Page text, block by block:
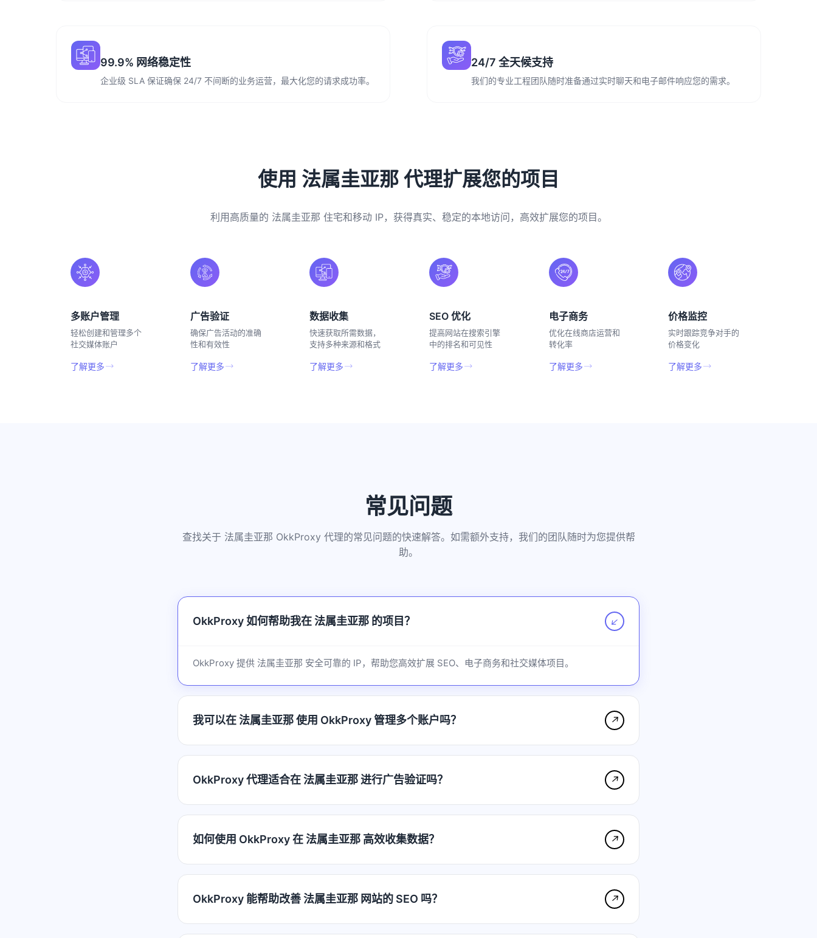
99.9% 网络稳定性
企业级 SLA 保证确保 24/7 不间断的业务运营，最大化您的请求成功率。
24/7 全天候支持
我们的专业工程团队随时准备通过实时聊天和电子邮件响应您的需求。
使用 法属圭亚那 代理扩展您的项目
利用高质量的 法属圭亚那 住宅和移动 IP，获得真实、稳定的本地访问，高效扩展您的项目。
多账户管理
轻松创建和管理多个
社交媒体账户
了解更多
广告验证
确保广告活动的准确
性和有效性
了解更多
数据收集
快速获取所需数据，
支持多种来源和格式
了解更多
SEO 优化
提高网站在搜索引擎
中的排名和可见性
了解更多
电子商务
优化在线商店运营和
转化率
了解更多
价格监控
实时跟踪竞争对手的
价格变化
了解更多
常见问题
查找关于 法属圭亚那 OkkProxy 代理的常见问题的快速解答。如需额外支持，我们的团队随时为您提供帮
助。
OkkProxy 如何帮助我在 法属圭亚那 的项目？ ↗
OkkProxy 提供 法属圭亚那 安全可靠的 IP，帮助您高效扩展 SEO、电子商务和社交媒体项目。
我可以在 法属圭亚那 使用 OkkProxy 管理多个账户吗？ ↗
OkkProxy 代理适合在 法属圭亚那 进行广告验证吗？ ↗
如何使用 OkkProxy 在 法属圭亚那 高效收集数据？ ↗
OkkProxy 能帮助改善 法属圭亚那 网站的 SEO 吗？ ↗